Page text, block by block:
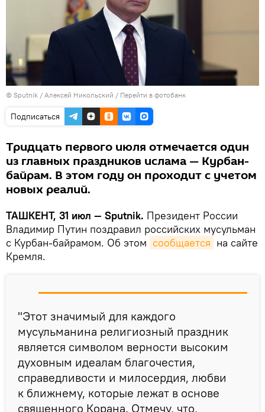
© Sputnik / Алексей Никольский / Перейти в фотобанк
Подписаться
Тридцать первого июля отмечается один
из главных праздников ислама — Курбан-
байрам. В этом году он проходит с учетом
новых реалий.
ТАШКЕНТ, 31 июл — Sputnik. Президент России
Владимир Путин поздравил российских мусульман
с Курбан-байрамом. Об этом сообщается на сайте
Кремля.
"Этот значимый для каждого
мусульманина религиозный праздник
является символом верности высоким
духовным идеалам благочестия,
справедливости и милосердия, любви
к ближнему, которые лежат в основе
священного Корана. Отмечу, что,